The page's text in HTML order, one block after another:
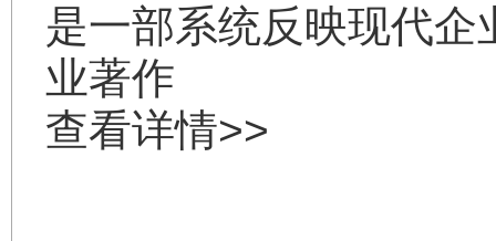
是一部系统反映现代
业著作
查看详情>>